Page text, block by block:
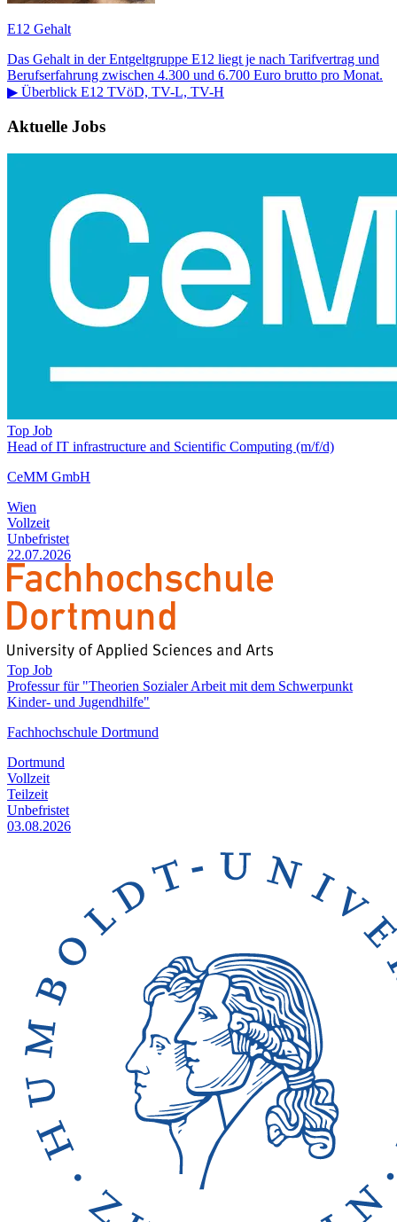
E12 Gehalt
Das Gehalt in der Entgeltgruppe E12 liegt je nach Tarifvertrag und
Berufserfahrung zwischen 4.300 und 6.700 Euro brutto pro Monat.
▶ Überblick E12 TVöD, TV-L, TV-H
Aktuelle Jobs
Top Job
Head of IT infrastructure and Scientific Computing (m/f/d)
CeMM GmbH
Wien
Vollzeit
Unbefristet
22.07.2026
Top Job
Professur für "Theorien Sozialer Arbeit mit dem Schwerpunkt
Kinder- und Jugendhilfe"
Fachhochschule Dortmund
Dortmund
Vollzeit
Teilzeit
Unbefristet
03.08.2026